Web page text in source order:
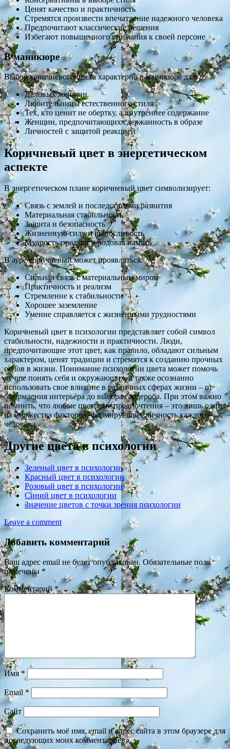
Ценят качество и практичность
Стремятся произвести впечатление надежного человека
Предпочитают классические решения
Избегают повышенного внимания к своей персоне
В маникюре
Выбор коричневого цвета характерно в маникюре для:
Деловых женщин
Любительницы естественного стиля
Тех, кто ценит не обертку, а внутреннее содержание
Женщин, предпочитающих сдержанность в образе
Личностей с защитой реакцией
Коричневый цвет в энергетическом
аспекте
В энергетическом плане коричневый цвет символизирует:
Связь с землей и последствиями развития
Материальная стабильность
Защита и безопасность
Жизненную силу и выносливость
Мудрость предков и родовая память
В ауре коричневый может проявляться:
Сильная связь с материальным миром
Практичность и реализм
Стремление к стабильности
Хорошее заземление
Умение справляется с жизненными трудностями
Коричневый цвет в психологии представляет собой символ
стабильности, надежности и практичности. Люди,
предпочитающие этот цвет, как правило, обладают сильным
характером, ценят традиции и стремятся к созданию прочных
основ в жизни. Понимание психологии цвета может помочь
лучше понять себя и окружающих, а также осознанно
использовать свое влияние в различных сферах жизни – от
оформления интерьера до выбора гардероба. При этом важно
помнить, что любые цветовые предпочтения – это лишь один
из множества факторов, формирующих личность каждого
человека.
Другие цвета в психологии
Зеленый цвет в психологии
Красный цвет в психологии
Розовый цвет в психологии
Синий цвет в психологии
Значение цветов с точки зрения психологии
Leave a comment
Добавить комментарий
Ваш адрес email не будет опубликован. Обязательные поля
помечены *
Комментарий*
Имя *
Email *
Сайт
Сохранить моё имя, email и адрес сайта в этом браузере для
последующих моих комментариев.